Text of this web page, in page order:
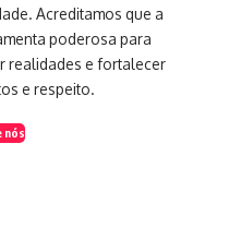
Acreditamos que a
poderosa para
realidades e fortalecer
e respeito.
nós